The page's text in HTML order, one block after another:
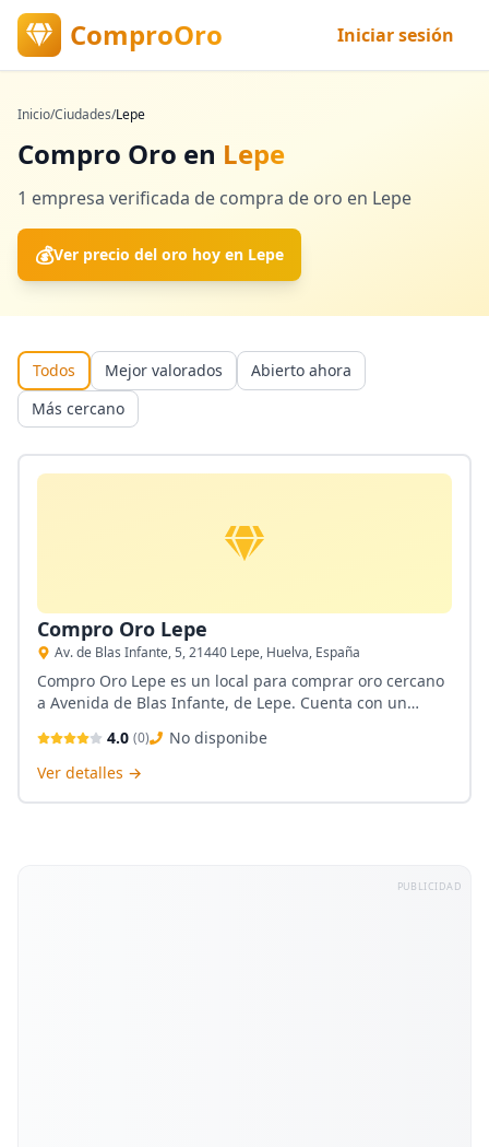
ComproOro Iniciar sesión
Inicio/Ciudades/Lepe
Compro Oro en Lepe
1 empresa verificada de compra de oro en Lepe
💰Ver precio del oro hoy en Lepe
Todos Mejor valorados
Abierto ahora
Más cercano
Compro Oro Lepe
Av. de Blas Infante, 5, 21440 Lepe, Huelva, España
Compro Oro Lepe es un local para comprar oro cercano
a Avenida de Blas Infante, de Lepe. Cuenta con un
precisas y calibradas. Tasación directa y al máximo valor
del oro. Reciben todo tipo de oro, en cualquier estado.
4.0 (0)
No disponibe
Ver detalles →
PUBLICIDAD